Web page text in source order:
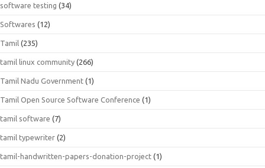
software testing (34)
Softwares (12)
Tamil (235)
tamil linux community (266)
Tamil Nadu Government (1)
Tamil Open Source Software Conference (1)
tamil software (7)
tamil typewriter (2)
tamil-handwritten-papers-donation-project (1)